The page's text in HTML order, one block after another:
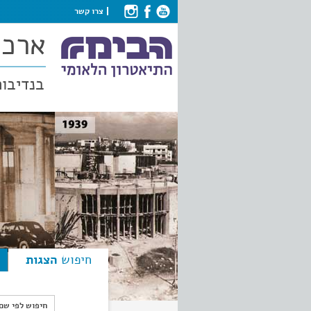
צרו קשר
חיפוש הצגות
חיפוש